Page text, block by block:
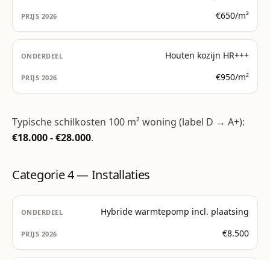
€650/m²
Houten kozijn HR+++
€950/m²
Typische schilkosten 100 m² woning (label D → A+):
€18.000 - €28.000.
Categorie 4 — Installaties
Hybride warmtepomp incl. plaatsing
€8.500